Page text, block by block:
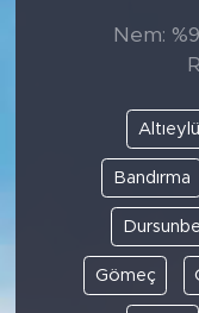
Nem:
Altıeylül
Bandırma
Gömeç